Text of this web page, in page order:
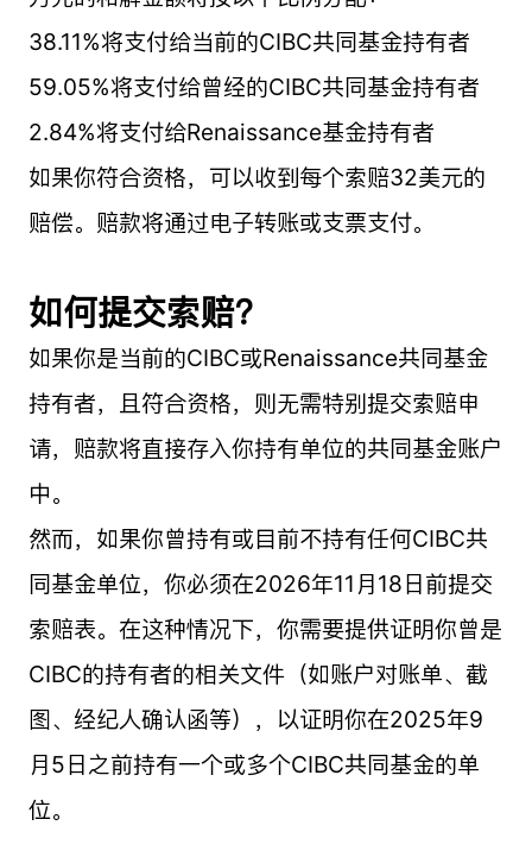
38.11%将支付给当前的CIBC共同基金持有者
59.05%将支付给曾经的CIBC共同基金持有者
2.84%将支付给Renaissance基金持有者
如果你符合资格，可以收到每个索赔32美元的
赔偿。赔款将通过电子转账或支票支付。
如何提交索赔？
如果你是当前的CIBC或Renaissance共同基金
持有者，且符合资格，则无需特别提交索赔申
请，赔款将直接存入你持有单位的共同基金账户
中。
然而，如果你曾持有或目前不持有任何CIBC共
同基金单位，你必须在2026年11月18日前提交
索赔表。在这种情况下，你需要提供证明你曾是
CIBC的持有者的相关文件（如账户对账单、截
图、经纪人确认函等），以证明你在2025年9
月5日之前持有一个或多个CIBC共同基金的单
位。